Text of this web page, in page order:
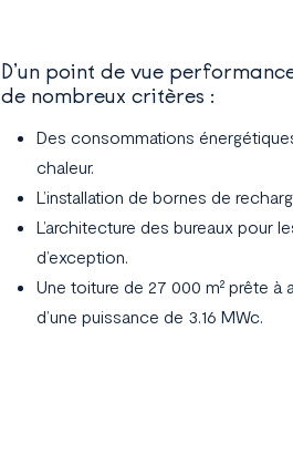
D’un point de vue
de nombreux critères :
Des consommations
chaleur.
L’installation de bornes de
L’architecture des bureaux pour
d’exception.
Une toiture de 27 000 m² prête
d’une puissance de 3.16 MWc.